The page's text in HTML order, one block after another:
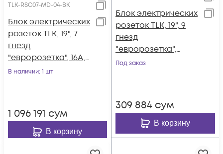
TLK-RSC07-MD-04-BK
Блок электрических
розеток TLK, 19", 7
гнезд
"евророзетка", 16A,
двухполюсный
сечение 3*1,5 мм2
В наличии: 1 шт
1 096 191 сум
В корзину
Блок электрических
розеток TLK, 19", 9
гнезд
"евророзетка",
макс. нагрузка 10 А,
А, метал. корпус
Под заказ
309 884 сум
В корзину